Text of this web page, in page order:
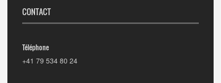
CONTACT
Téléphone
+41 79 534 80 24